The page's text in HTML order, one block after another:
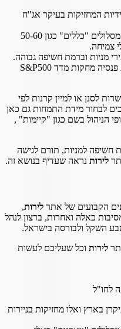
סולידיות המחזיקות בעיקר אג"ח
34%-64%: טווח זה יכלול בעיקר מסלולים "כללים" כגון 50-60
צמיחה.
עתירי מניות וברמת חשיפה גבוהה.
בין היתר תוכלו למצוא שם קרנות פנסיה מחקות מדד S&P500
לסנן או למיין קרנות לפי
לבחור מידת התמחות גם כאן
הניהול בשם כגון "קיימות" ,
חשיפה למניות, תורם לגישה
לירות נראה שעדיף בנושא זה.
הקבועים של אתר לירות,
מסיבות כאלה ואחרות, ברצון לנהל
השקל ולבורסה בישראל.
לירות וכל שעליכם לעשות
לחו"ל
בעיקרן בארץ ואלו מחזיקות בניירות